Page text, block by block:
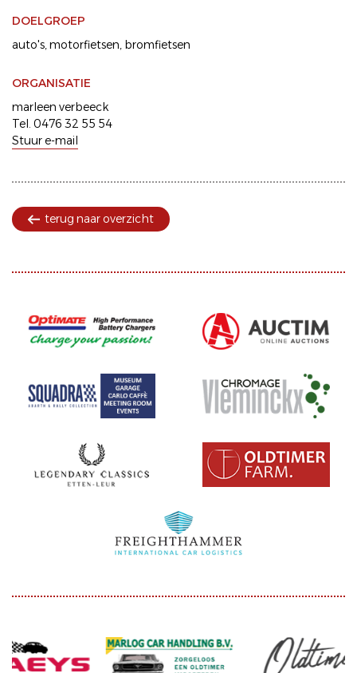
DOELGROEP
auto's motorfietsen bromfietsen
ORGANISATIE
marleen verbeeck
Tel. 0476 32 55 54
Stuur e-mail
terug naar overzicht